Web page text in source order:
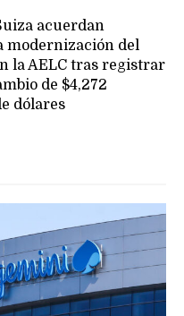
acuerdan
modernización del
la AELC tras registrar
de $4,272
dólares